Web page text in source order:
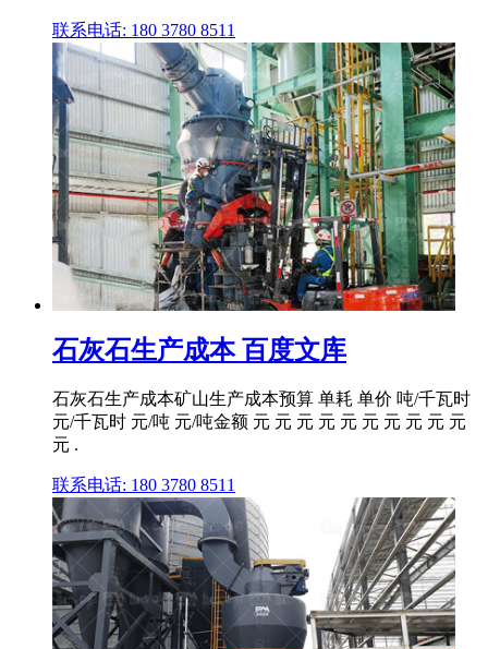
联系电话: 180 3780 8511
石灰石生产成本 百度文库
石灰石生产成本矿山生产成本预算 单耗 单价 吨/千瓦时
元/千瓦时 元/吨 元/吨金额 元 元 元 元 元 元 元 元 元 元
元 .
联系电话: 180 3780 8511